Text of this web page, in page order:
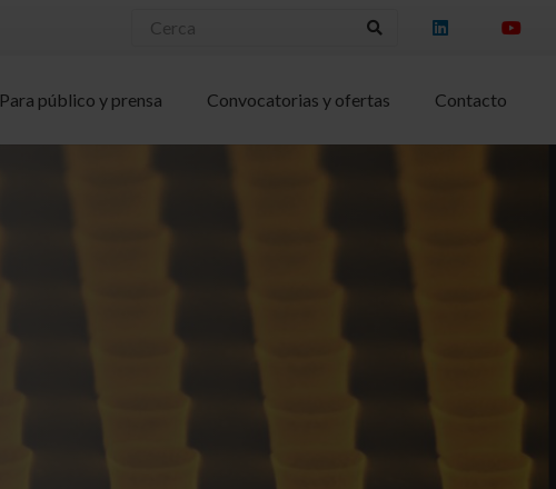
Para público y prensa Convocatorias y ofertas Contacto